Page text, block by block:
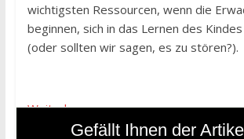
wichtigsten Ressourcen, wenn die
beginnen, sich in das Lernen des
(oder sollten wir sagen, es zu stören?).
Weiterlesen…
Gefällt Ihnen der